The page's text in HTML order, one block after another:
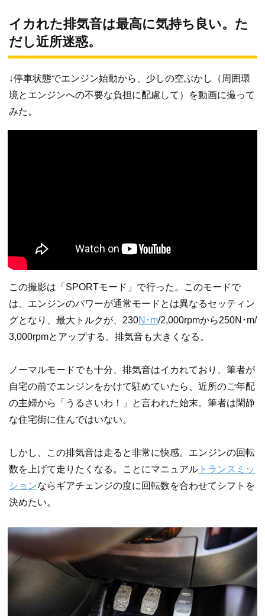
イカれた排気音は最高に気持ち良い。た
だし近所迷惑。
↓停車状態でエンジン始動から、少しの空ぶかし（周囲環
境とエンジンへの不要な負担に配慮して）を動画に撮って
みた。
この撮影は「SPORTモード」で行った。このモードで
は、エンジンのパワーが通常モードとは異なるセッティン
グとなり、最大トルクが、230N･m/2,000rpmから250N･m/
3,000rpmとアップする。排気音も大きくなる。
ノーマルモードでも十分、排気音はイカれており、筆者が
自宅の前でエンジンをかけて駐めていたら、近所のご年配
の主婦から「うるさいわ！」と言われた始末。筆者は閑静
な住宅街に住んではいない。
しかし、この排気音は走ると非常に快感。エンジンの回転
数を上げて走りたくなる。ことにマニュアル トランスミッ
ションならギアチェンジの度に回転数を合わせてシフトを
決めたい。